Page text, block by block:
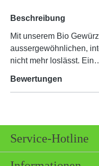
Beschreibung
Mit unserem Bio
aussergewöhnlichen,
nicht mehr loslässt.
Bewertungen
Service-Hotline